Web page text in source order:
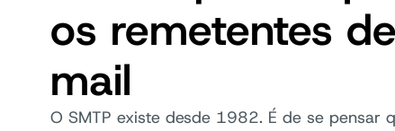
os remetentes
mail
O SMTP existe desde 1982. É de se pensar